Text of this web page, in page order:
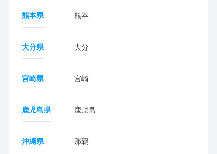
熊本県 熊本
大分県 大分
宮崎県 宮崎
鹿児島県 鹿児島
沖縄県 那覇